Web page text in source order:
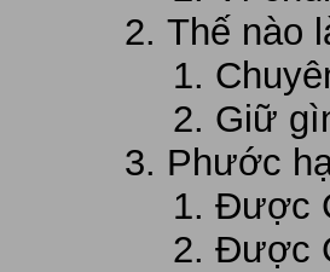
Thế nào
Giữ
Phước
Được
Được